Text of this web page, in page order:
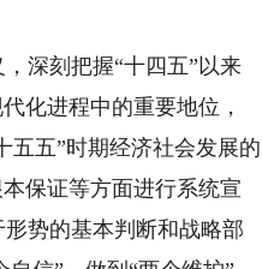
深刻把握“十四五”以来
化进程中的重要地位，
五五”时期经济社会发展的
保证等方面进行系统宣
势的基本判断和战略部